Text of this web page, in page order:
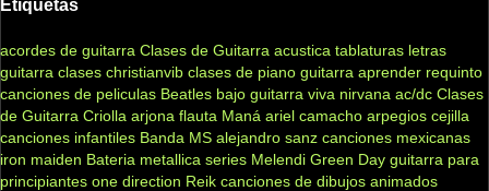
Etiquetas
acordes de guitarra Clases de Guitarra acustica tablaturas letras
guitarra clases christianvib clases de piano guitarra aprender requinto
canciones de peliculas Beatles bajo guitarra viva nirvana ac/dc Clases
de Guitarra Criolla arjona flauta Maná ariel camacho arpegios cejilla
canciones infantiles Banda MS alejandro sanz canciones mexicanas
iron maiden Bateria metallica series Melendi Green Day guitarra para
principiantes one direction Reik canciones de dibujos animados